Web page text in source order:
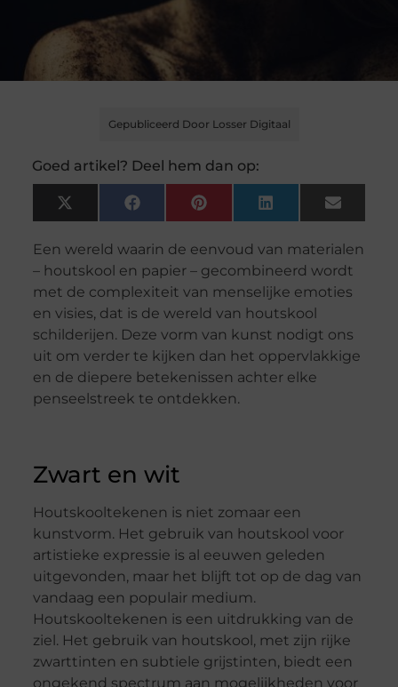
Gepubliceerd Door Losser Digitaal
Goed artikel? Deel hem dan op:
X
(Twitter)
FacebookPinterest LinkedIn Email
Een wereld waarin de eenvoud van materialen
– houtskool en papier – gecombineerd wordt
met de complexiteit van menselijke emoties
en visies, dat is de wereld van houtskool
schilderijen. Deze vorm van kunst nodigt ons
uit om verder te kijken dan het oppervlakkige
en de diepere betekenissen achter elke
penseelstreek te ontdekken.
Zwart en wit
Houtskooltekenen is niet zomaar een
kunstvorm. Het gebruik van houtskool voor
artistieke expressie is al eeuwen geleden
uitgevonden, maar het blijft tot op de dag van
vandaag een populair medium.
Houtskooltekenen is een uitdrukking van de
ziel. Het gebruik van houtskool, met zijn rijke
zwarttinten en subtiele grijstinten, biedt een
ongekend spectrum aan mogelijkheden voor